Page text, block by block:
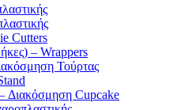
Cutters
– Wrappers
Τούρτας
Διακόσμηση Cupcake